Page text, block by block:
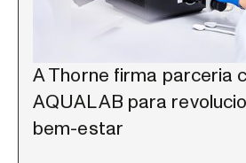
A Thorne firma parceria
AQUALAB para
bem-estar